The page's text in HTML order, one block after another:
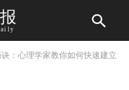
：心理学家教你如何快速建立